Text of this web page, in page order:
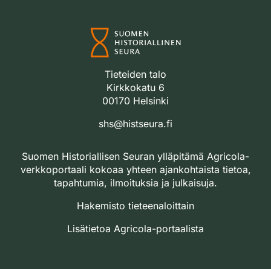
Tieteiden talo
Kirkkokatu 6
00170 Helsinki
shs@histseura.fi
Suomen Historiallisen Seuran ylläpitämä Agricola-
verkkoportaali kokoaa yhteen ajankohtaista tietoa,
tapahtumia, ilmoituksia ja julkaisuja.
Hakemisto tieteenaloittain
Lisätietoa Agricola-portaalista